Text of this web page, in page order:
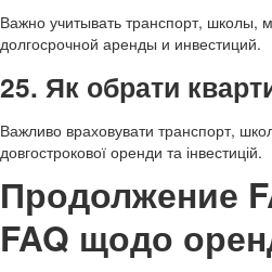
Важно учитывать транспорт, школы,
долгосрочной аренды и инвестиций.
25. Як обрати
Важливо враховувати транспорт,
довгострокової оренди та інвестицій.
Продолжение
FAQ щодо